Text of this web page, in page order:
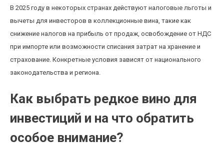
В 2025 году в некоторых странах действуют налоговые льготы и
вычеты для инвесторов в коллекционные вина, такие как
снижение налогов на прибыль от продаж, освобождение от НДС
при импорте или возможности списания затрат на хранение и
страхование. Конкретные условия зависят от национального
законодательства и региона.
Как выбрать редкое вино для
инвестиций и на что обратить
особое внимание?